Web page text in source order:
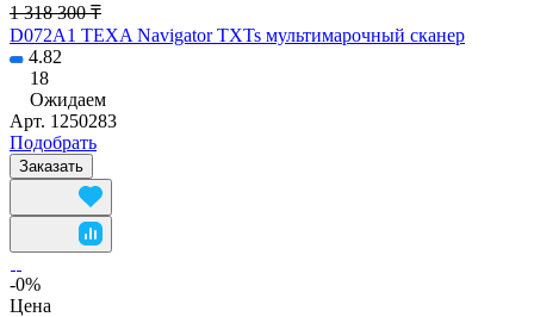
1 318 300 ₸
D072A1 TEXA Navigator TXTs мультимарочный сканер
4.82
18
Ожидаем
Арт. 1250283
Подобрать
Заказать
-0%
Цена